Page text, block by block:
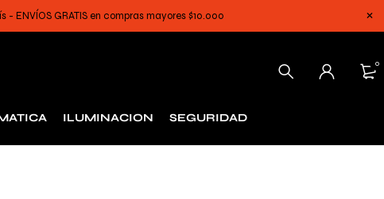
ENVÍOS GRATIS en compras mayores $10.000
0
ILUMINACION SEGURIDAD